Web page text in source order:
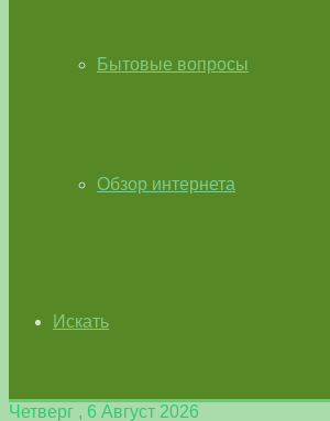
Бытовые вопросы
Обзор интернета
Искать
Четверг , 6 Август 2026